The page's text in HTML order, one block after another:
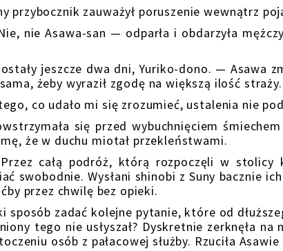
zauważył poruszenie wewnątrz
Asawa-san — odparła i obdarzyła
jeszcze dwa dni, Yuriko-dono. — Asawa
żeby wyraził zgodę na większą ilość straży.
co udało mi się zrozumieć, ustalenia nie
się przed wybuchnięciem śmiechem
że w duchu miotał przekleństwami.
podróż, którą rozpoczęli w stolicy
swobodnie. Wysłani shinobi z Suny bacznie
przez chwilę bez opieki.
zadać kolejne pytanie, które od
tego nie usłyszał? Dyskretnie zerknęła
osób z pałacowej służby. Rzuciła